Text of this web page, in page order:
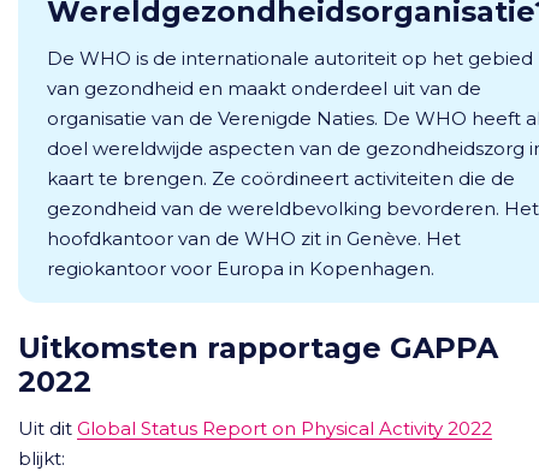
De WHO is de internationale autoriteit op het gebied
van gezondheid en maakt onderdeel uit van de
organisatie van de Verenigde Naties. De WHO heeft
doel wereldwijde aspecten van de gezondheidszorg
kaart te brengen. Ze coördineert activiteiten die de
gezondheid van de wereldbevolking bevorderen. Het
hoofdkantoor van de WHO zit in Genève. Het
regiokantoor voor Europa in Kopenhagen.
Uitkomsten rapportage GAPPA
2022
Uit dit Global Status Report on Physical Activity 2022
blijkt: